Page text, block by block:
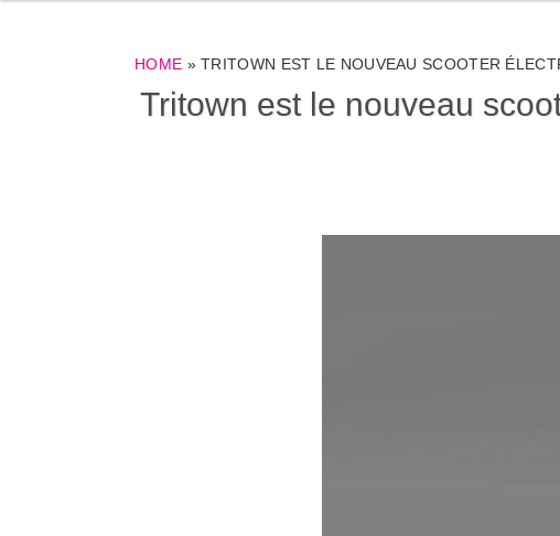
HOME »TRITOWN EST LE NOUVEAU SCOOTER
Tritown est le nouveau